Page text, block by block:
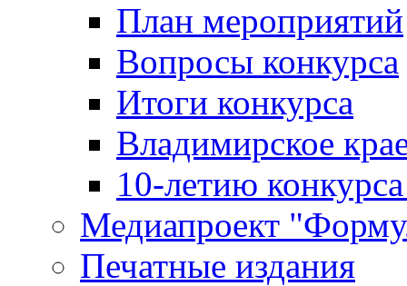
План мероприятий
Вопросы конкурса
Итоги конкурса
Владимирское
10-летию
Медиапроект
Печатные издания